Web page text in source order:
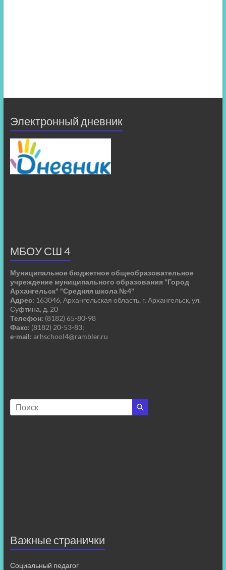
Электронный дневник
МБОУ СШ 4
Муниципальное бюджетное общеобразовательное
учреждение муниципального образования "Город
Архангельск" "Средняя школа №4"
Адрес: 163046, Архангельская область, г. Архангельск, ул.
Суфтина, д. 20
Телефон: (8182) 65-80-98
Факс: (8182) 20-53-83;
e-mail: arhschool4@rambler.ru
Важные странички
Социальный педагог